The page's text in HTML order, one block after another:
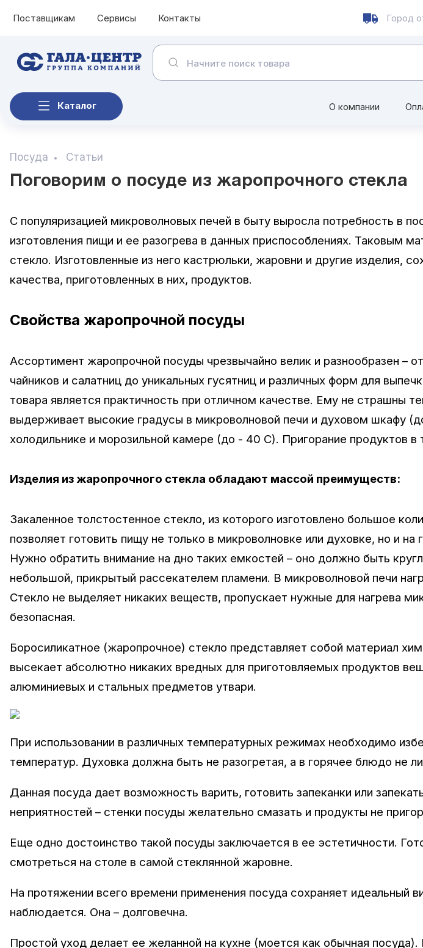
Поставщикам Сервисы Контакты Город
Каталог О компании
Посуда Статьи
Поговорим о посуде из жаропрочного стекла
С популяризацией микроволновых печей в быту выросла потребность в
изготовления пищи и ее разогрева в данных приспособлениях. Таковым
стекло. Изготовленные из него кастрюльки, жаровни и другие изделия,
качества, приготовленных в них, продуктов.
Свойства жаропрочной посуды
Ассортимент жаропрочной посуды чрезвычайно велик и разнообразен –
чайников и салатниц до уникальных гусятниц и различных форм для
товара является практичность при отличном качестве. Ему не страшны
выдерживает высокие градусы в микроволновой печи и духовом шкафу
холодильнике и морозильной камере (до - 40 С). Пригорание продуктов в
Изделия из жаропрочного стекла обладают массой преимуществ:
Закаленное толстостенное стекло, из которого изготовлено большое
позволяет готовить пищу не только в микроволновке или духовке, но и на
Нужно обратить внимание на дно таких емкостей – оно должно быть
небольшой, прикрытый рассекателем пламени. В микроволновой печи
Стекло не выделяет никаких веществ, пропускает нужные для нагрева
безопасная.
Боросиликатное (жаропрочное) стекло представляет собой материал
высекает абсолютно никаких вредных для приготовляемых продуктов
алюминиевых и стальных предметов утвари.
При использовании в различных температурных режимах необходимо
температур. Духовка должна быть не разогретая, а в горячее блюдо не
Данная посуда дает возможность варить, готовить запеканки или
неприятностей – стенки посуды желательно смазать и продукты не
Еще одно достоинство такой посуды заключается в ее эстетичности.
смотреться на столе в самой стеклянной жаровне.
На протяжении всего времени применения посуда сохраняет идеальный
наблюдается. Она – долговечна.
Простой уход делает ее желанной на кухне (моется как обычная